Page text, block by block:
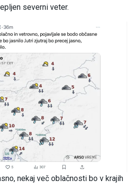
severni veter.
nekaj več oblačnosti bo v krajih